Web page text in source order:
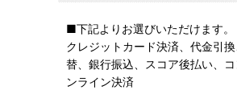
■下記よりお選びいただけます。
クレジットカード決済、代金引
替、銀行振込、スコア後払い、
ンライン決済